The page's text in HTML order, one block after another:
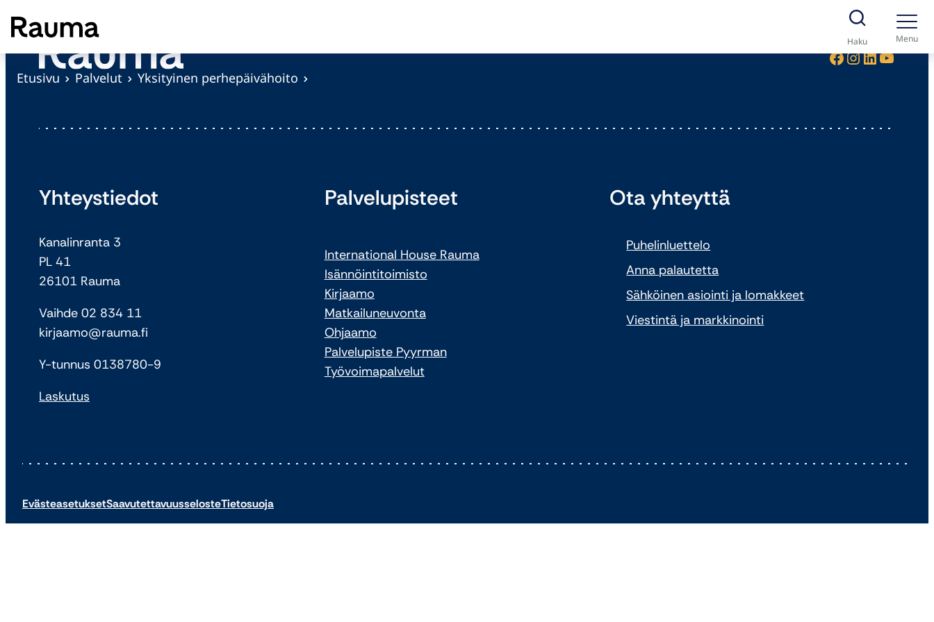
S
i
Haku Menu
Etusivu Palvelut Yksityinen perhepäivähoito
Facebook InstagramLinkedIn YouTube
Yhteystiedot
Kanalinranta 3
PL 41
26101 Rauma
Vaihde 02 834 11
kirjaamo@rauma.fi
Y-tunnus 0138780-9
Laskutus
Palvelupisteet
International House Rauma
Isännöintitoimisto
Kirjaamo
Matkailuneuvonta
Ohjaamo
Palvelupiste Pyyrman
Työvoimapalvelut
Ota yhteyttä
Puhelinluettelo
Anna palautetta
Sähköinen asiointi ja lomakkeet
Viestintä ja markkinointi
EvästeasetuksetSaavutettavuusselosteTietosuoja